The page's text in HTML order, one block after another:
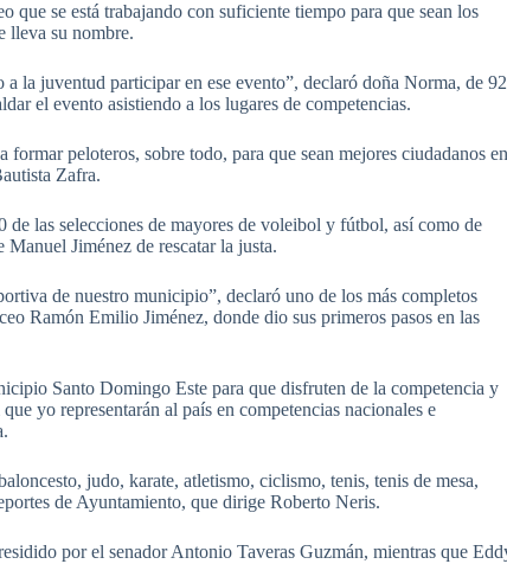
que se está trabajando con suficiente tiempo para que sean los
lleva su nombre.
la juventud participar en ese evento”, declaró doña Norma, de 92
el evento asistiendo a los lugares de competencias.
peloteros, sobre todo, para que sean mejores ciudadanos
Zafra.
las selecciones de mayores de voleibol y fútbol, así como de
Jiménez de rescatar la justa.
de nuestro municipio”, declaró uno de los más completos
Ramón Emilio Jiménez, donde dio sus primeros pasos en las
Santo Domingo Este para que disfruten de la competencia y
yo representarán al país en competencias nacionales e
judo, karate, atletismo, ciclismo, tenis, tenis de mesa,
de Ayuntamiento, que dirige Roberto Neris.
por el senador Antonio Taveras Guzmán, mientras que